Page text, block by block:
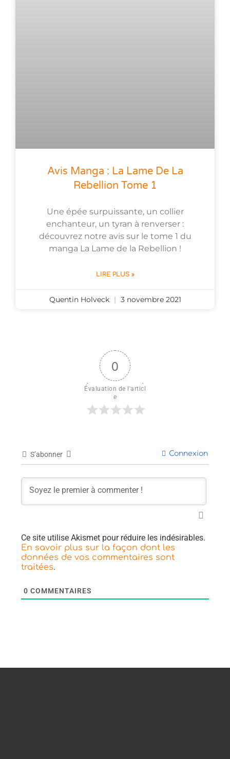
Avis Manga : La Lame De La
Rebellion Tome 1
Une épée surpuissante, un collier
enchanteur, un tyran à renverser :
découvrez notre avis sur le tome 1 du
manga La Lame de la Rebellion !
LIRE PLUS »
Quentin Holveck 3 novembre 2021
0
Évaluation de l'articl
e
S’abonner Connexion
Ce site utilise Akismet pour réduire les indésirables.
En savoir plus sur la façon dont les
données de vos commentaires sont
traitées.
0 COMMENTAIRES